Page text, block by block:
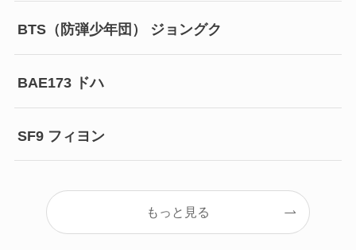
BTS（防弾少年団） ジョングク
BAE173 ドハ
SF9 フィヨン
もっと見る